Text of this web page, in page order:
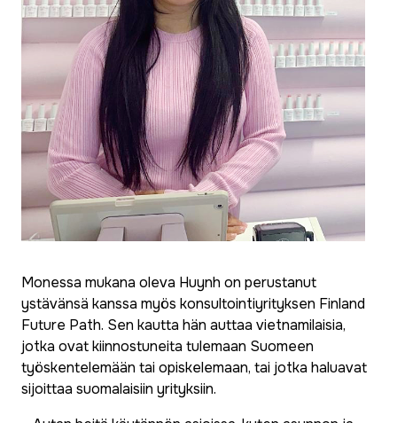
Monessa mukana oleva Huynh on perustanut
ystävänsä kanssa myös konsultointiyrityksen Finland
Future Path. Sen kautta hän auttaa vietnamilaisia,
jotka ovat kiinnostuneita tulemaan Suomeen
työskentelemään tai opiskelemaan, tai jotka haluavat
sijoittaa suomalaisiin yrityksiin.